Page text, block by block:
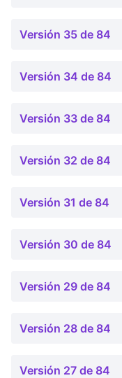
Versión 35 de 84
Versión 34 de 84
Versión 33 de 84
Versión 32 de 84
Versión 31 de 84
Versión 30 de 84
Versión 29 de 84
Versión 28 de 84
Versión 27 de 84